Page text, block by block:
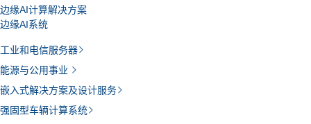
边缘AI计算解决方案
边缘AI系统
工业和电信服务器
能源与公用事业
嵌入式解决方案及设计服务
强固型车辆计算系统